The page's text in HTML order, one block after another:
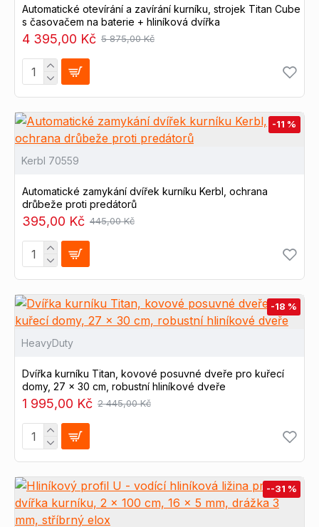
Automatické otevírání a zavírání kurníku, strojek Titan Cube
s časovačem na baterie + hliníková dvířka
4 395,00 Kč 5 875,00 Kč
-11 %
Kerbl 70559
Automatické zamykání dvířek kurníku Kerbl, ochrana
drůbeže proti predátorů
395,00 Kč 445,00 Kč
-18 %
HeavyDuty
Dvířka kurníku Titan, kovové posuvné dveře pro kuřecí
domy, 27 x 30 cm, robustní hliníkové dveře
1 995,00 Kč 2 445,00 Kč
--31 %